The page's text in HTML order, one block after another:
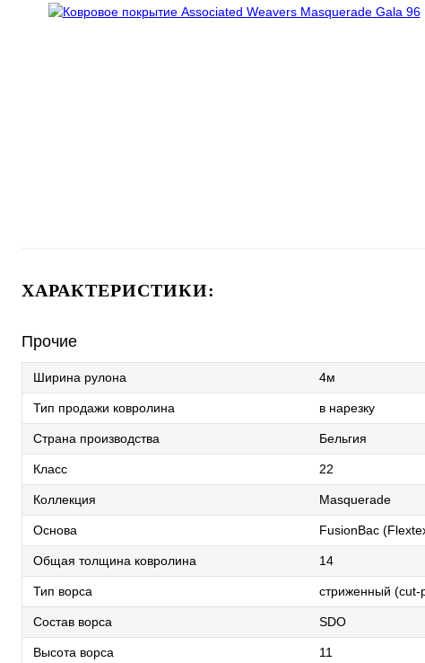
ХАРАКТЕРИСТИКИ:
Прочие
Ширина рулона 4м
Тип продажи ковролина в нарезку
Страна производства Бельгия
Класс 22
Коллекция Masquerade
Основа FusionBac
Общая толщина ковролина 14
Тип ворса стриженный (cut-
Состав ворса SDO
Высота ворса 11